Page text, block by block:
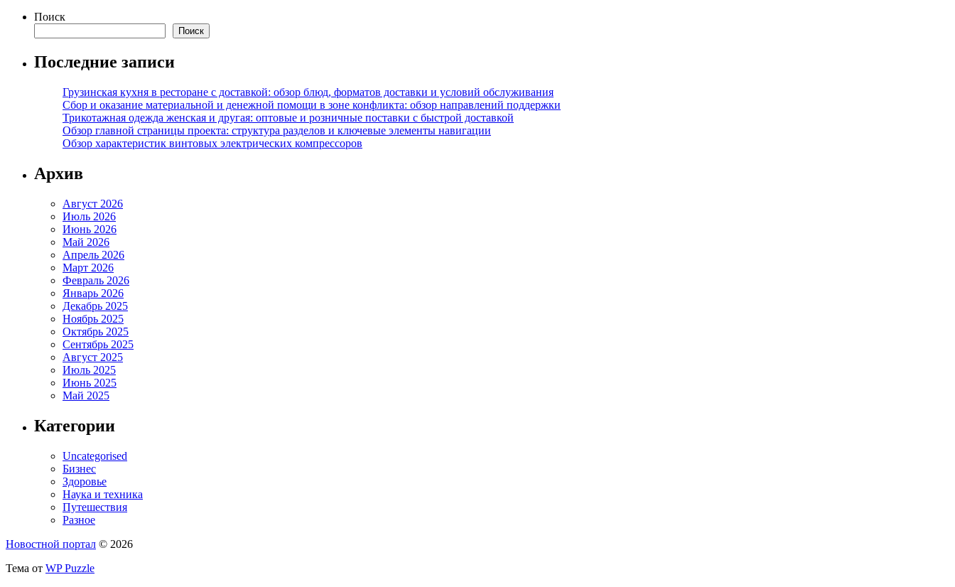
Поиск
Поиск
Последние записи
Грузинская кухня в ресторане с доставкой: обзор блюд, форматов доставки и условий обслуживания
Сбор и оказание материальной и денежной помощи в зоне конфликта: обзор направлений поддержки
Трикотажная одежда женская и другая: оптовые и розничные поставки с быстрой доставкой
Обзор главной страницы проекта: структура разделов и ключевые элементы навигации
Обзор характеристик винтовых электрических компрессоров
Архив
Август 2026
Июль 2026
Июнь 2026
Май 2026
Апрель 2026
Март 2026
Февраль 2026
Январь 2026
Декабрь 2025
Ноябрь 2025
Октябрь 2025
Сентябрь 2025
Август 2025
Июль 2025
Июнь 2025
Май 2025
Категории
Uncategorised
Бизнес
Здоровье
Наука и техника
Путешествия
Разное
Новостной портал © 2026
Тема от WP Puzzle